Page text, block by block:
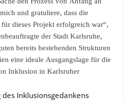
und gratuliere, dass die
dieses Projekt erfolgreich war“,
der Stadt Karlsruhe,
bereits bestehenden Strukturen
eine ideale Ausgangslage für die
Inklusion in Karlsruher
Inklusionsgedankens